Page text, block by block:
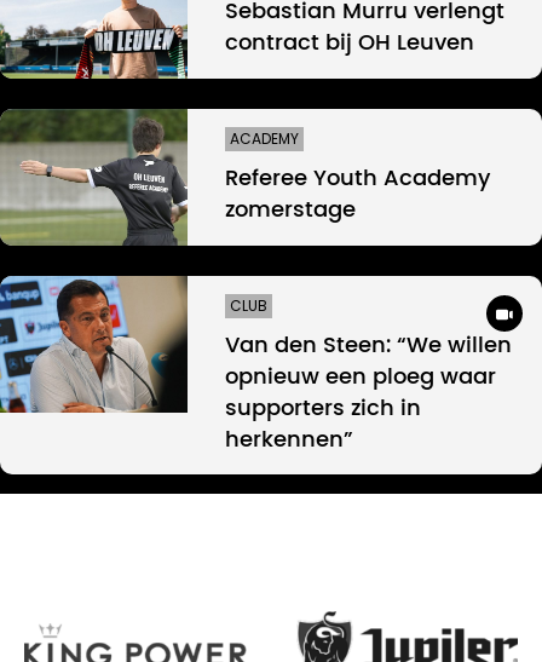
Sebastian Murru verlengt
contract bij OH Leuven
ACADEMY
Referee Youth Academy
zomerstage
CLUB
Van den Steen: “We willen
opnieuw een ploeg waar
supporters zich in
herkennen”